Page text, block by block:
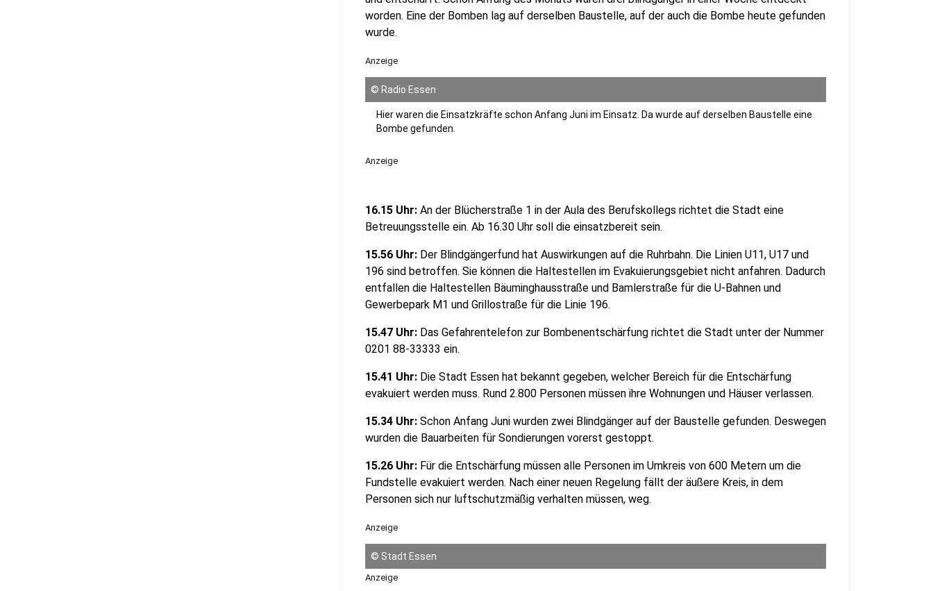
worden. Eine der Bomben lag auf derselben Baustelle, auf der auch die Bombe heute gefunden
wurde.
Anzeige
© Radio Essen
Hier waren die Einsatzkräfte schon Anfang Juni im Einsatz. Da wurde auf derselben Baustelle eine
Bombe gefunden.
Anzeige
16.15 Uhr: An der Blücherstraße 1 in der Aula des Berufskollegs richtet die Stadt eine
Betreuungsstelle ein. Ab 16.30 Uhr soll die einsatzbereit sein.
15.56 Uhr: Der Blindgängerfund hat Auswirkungen auf die Ruhrbahn. Die Linien U11, U17 und
196 sind betroffen. Sie können die Haltestellen im Evakuierungsgebiet nicht anfahren. Dadurch
entfallen die Haltestellen Bäuminghausstraße und Bamlerstraße für die U-Bahnen und
Gewerbepark M1 und Grillostraße für die Linie 196.
15.47 Uhr: Das Gefahrentelefon zur Bombenentschärfung richtet die Stadt unter der Nummer
0201 88-33333 ein.
15.41 Uhr: Die Stadt Essen hat bekannt gegeben, welcher Bereich für die Entschärfung
evakuiert werden muss. Rund 2.800 Personen müssen ihre Wohnungen und Häuser verlassen.
15.34 Uhr: Schon Anfang Juni wurden zwei Blindgänger auf der Baustelle gefunden. Deswegen
wurden die Bauarbeiten für Sondierungen vorerst gestoppt.
15.26 Uhr: Für die Entschärfung müssen alle Personen im Umkreis von 600 Metern um die
Fundstelle evakuiert werden. Nach einer neuen Regelung fällt der äußere Kreis, in dem
Personen sich nur luftschutzmäßig verhalten müssen, weg.
Anzeige
© Stadt Essen
Anzeige